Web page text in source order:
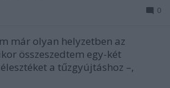
0
már olyan helyzetben az
összeszedtem egy-két
a tűzgyújtáshoz –,